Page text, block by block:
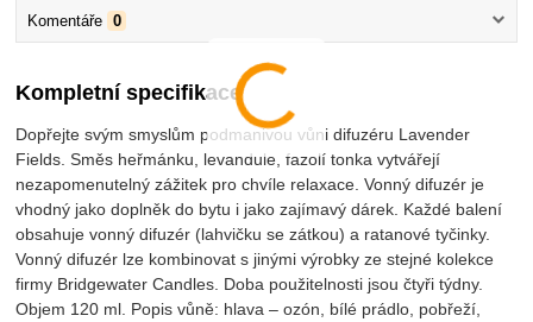
Komentáře 0
Kompletní specifikace
Dopřejte svým smyslům podmanivou vůni difuzéru Lavender
Fields. Směs heřmánku, levandule, fazolí tonka vytvářejí
nezapomenutelný zážitek pro chvíle relaxace. Vonný difuzér je
vhodný jako doplněk do bytu i jako zajímavý dárek. Každé balení
obsahuje vonný difuzér (lahvičku se zátkou) a ratanové tyčinky.
Vonný difuzér lze kombinovat s jinými výrobky ze stejné kolekce
firmy Bridgewater Candles. Doba použitelnosti jsou čtyři týdny.
Objem 120 ml. Popis vůně: hlava – ozón, bílé prádlo, pobřeží,